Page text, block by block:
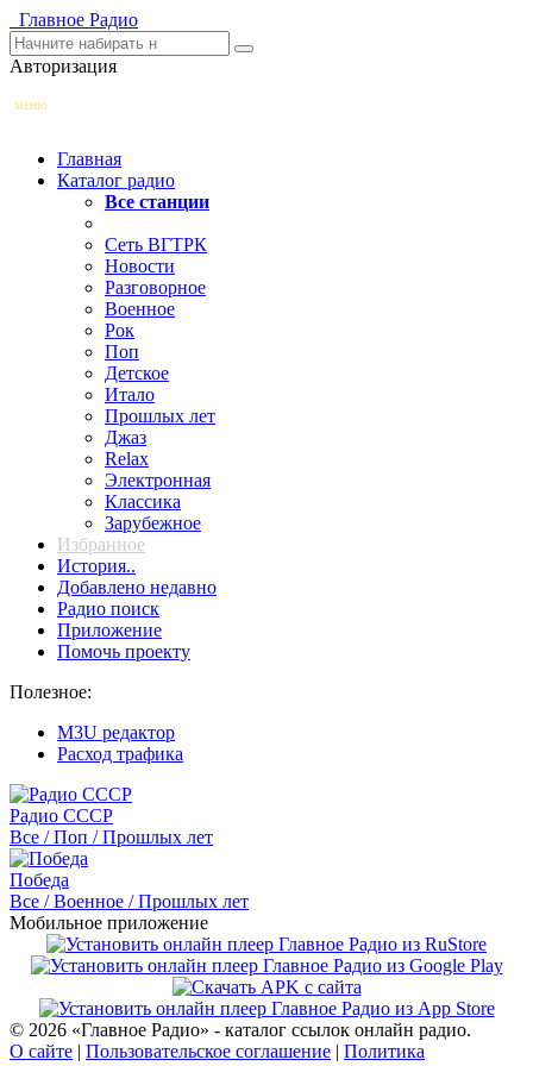
Главное Радио
Авторизация
меню
Главная
Каталог радио
Все станции
Сеть ВГТРК
Новости
Разговорное
Военное
Рок
Поп
Детское
Итало
Прошлых лет
Джаз
Relax
Электронная
Классика
Зарубежное
Избранное
История..
Добавлено недавно
Радио поиск
Приложение
Помочь проекту
Полезное:
M3U редактор
Расход трафика
Радио СССР
Все / Поп / Прошлых лет
Победа
Все / Военное / Прошлых лет
Мобильное приложение
© 2026 «Главное Радио» - каталог ссылок онлайн радио.
О сайте | Пользовательское соглашение | Политика